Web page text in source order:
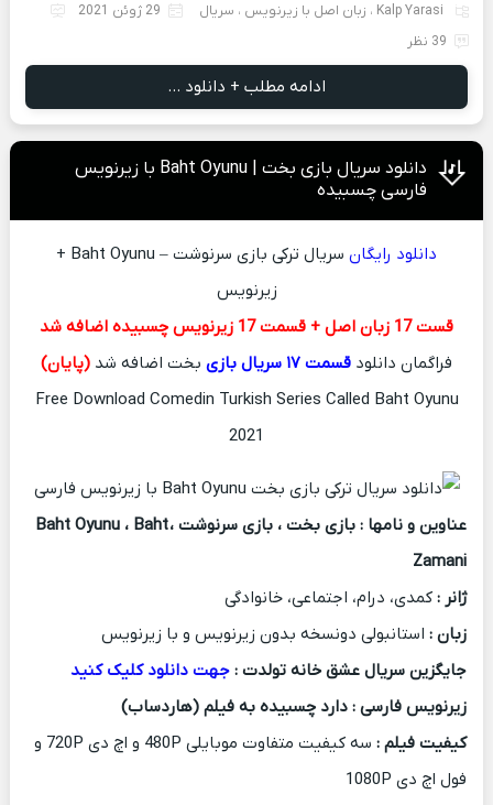
Kalp Yarasi ، زبان اصل با زیرنویس ، سریال
29 ژوئن 2021
39 نظر
ادامه مطلب + دانلود ...
دانلود سریال بازی بخت | Baht Oyunu با زیرنویس
فارسی چسبیده
دانلود رایگان
سریال ترکی بازی سرنوشت – Baht Oyunu +
زیرنویس
قست 17 زبان اصل + قسمت 17 زیرنویس چسبیده اضافه شد
فراگمان دانلود قسمت ۱۷ سریال بازی بخت اضافه شد (پایان)
Free Download Comedin Turkish Series Called Baht Oyunu
2021
عناوین و نامها : بازی بخت ، بازی سرنوشت ، Baht Oyunu ، Baht
Zamani
ژانر :کمدی، درام، اجتماعی، خانوادگی
زبان :استانبولی دونسخه بدون زیرنویس و با زیرنویس
جایگزین سریال عشق خانه تولدت : جهت دانلود کلیک کنید
زیرنویس فارسی : دارد چسبیده به فیلم (هاردساب)
کیفیت فیلم :
سه کیفیت متفاوت موبایلی 480P و اچ دی 720P و
فول اچ دی 1080P